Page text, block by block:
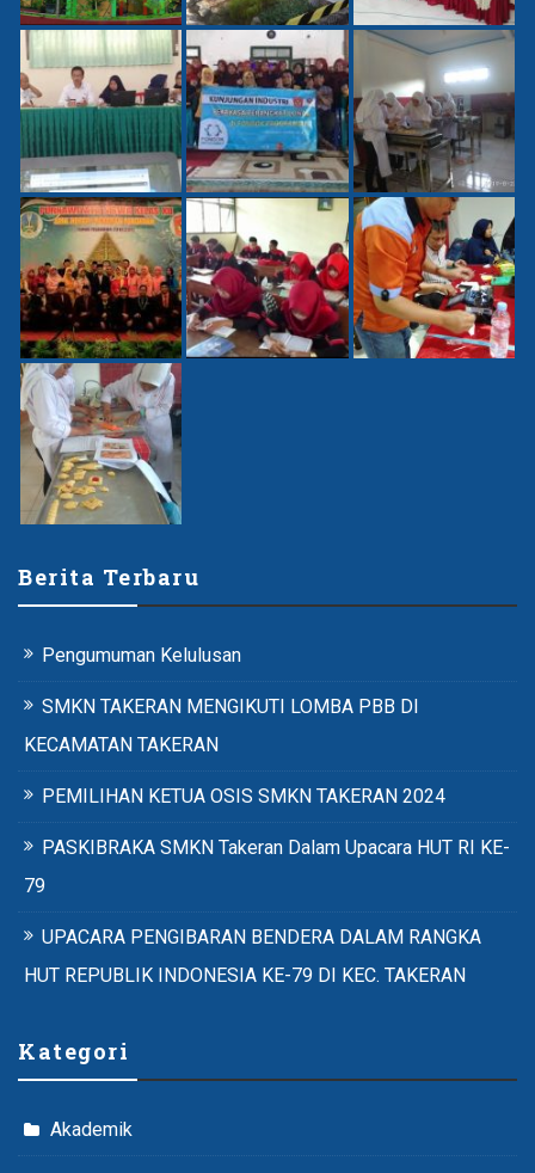
Berita Terbaru
Pengumuman Kelulusan
SMKN TAKERAN MENGIKUTI LOMBA PBB DI
KECAMATAN TAKERAN
PEMILIHAN KETUA OSIS SMKN TAKERAN 2024
PASKIBRAKA SMKN Takeran Dalam Upacara HUT RI KE-
79
UPACARA PENGIBARAN BENDERA DALAM RANGKA
HUT REPUBLIK INDONESIA KE-79 DI KEC. TAKERAN
Kategori
Akademik